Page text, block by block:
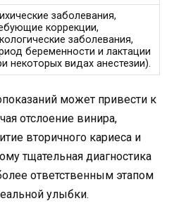
заболевания,
коррекции,
заболевания,
беременности и лактации
некоторых видах анестезии).
может привести к
отслоение винира,
вторичного кариеса и
тщательная диагностика
ответственным этапом
улыбки.